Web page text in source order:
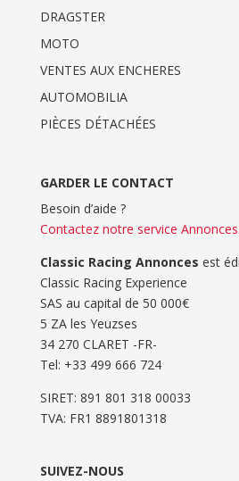
DRAGSTER
MOTO
VENTES AUX ENCHERES
AUTOMOBILIA
PIÈCES DÉTACHÉES
GARDER LE CONTACT
Besoin d’aide ?
Contactez notre service Annonces
Classic Racing Annonces est
Classic Racing Experience
SAS au capital de 50 000€
5 ZA les Yeuzses
34 270 CLARET -FR-
Tel: ‭+33 499 666 724‬
SIRET: 891 801 318 00033
TVA: FR1 8891801318
SUIVEZ-NOUS